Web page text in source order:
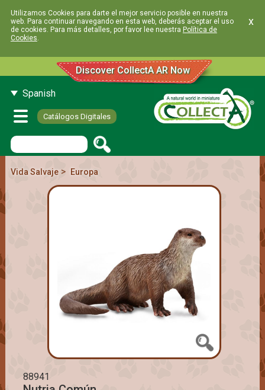
Utilizamos Cookies para darte el mejor servicio posible en nuestra
web. Para continuar navegando en esta web, deberás aceptar el uso
de cookies. Para más detalles, por favor lee nuestra Política de
Cookies.
x
Discover CollectA AR Now
Spanish
Catálogos Digitales
Vida Salvaje> Europa
88941